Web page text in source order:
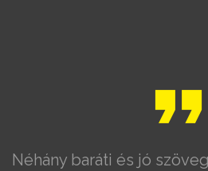
Néhány baráti és jó